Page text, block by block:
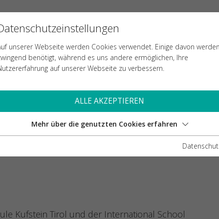
TEACHING & LEARNING
MIT DEN SPITZEN DER FH KUFSTEIN
KUFSTEIN:
Kufstein Tirol und der International School
unserer Webseite werden Cookies verwendet. Einige davon werden
benötigt, während es uns andere ermöglichen, Ihre
auf unserer Webseite zu verbessern.
ALLE AKZEPTIEREN
Mehr über die genutzten Cookies erfahren